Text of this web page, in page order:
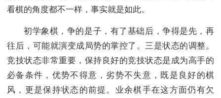
看棋的角度都不一样，事实就是如此。
初学象棋，争的是子，有了基础后，争得是先，再
往后，可能就演变成局势的掌控了。三是状态的调整。
竞技状态非常重要，保持良好的竞技状态是成为高手的
必备条件，优势不得意，劣势不失意，既是良好的棋
风，更是保持状态的前提。业余棋手在这方面仍有欠